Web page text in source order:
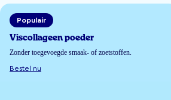
Populair
Viscollageen poeder
Zonder toegevoegde smaak- of zoetstoffen.
Bestel nu